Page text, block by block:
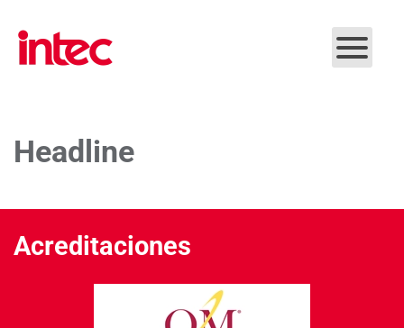
Skip to main content
Headline
Acreditaciones